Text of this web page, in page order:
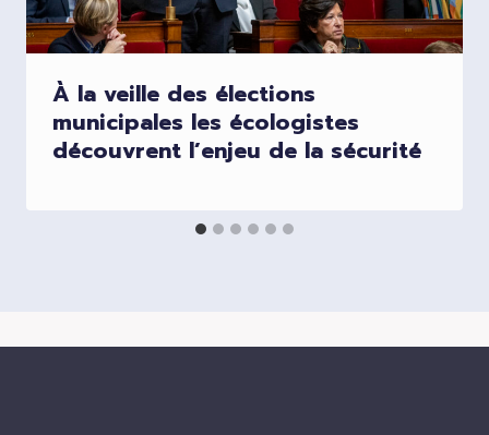
À la veille des élections
municipales les écologistes
découvrent l’enjeu de la sécurité